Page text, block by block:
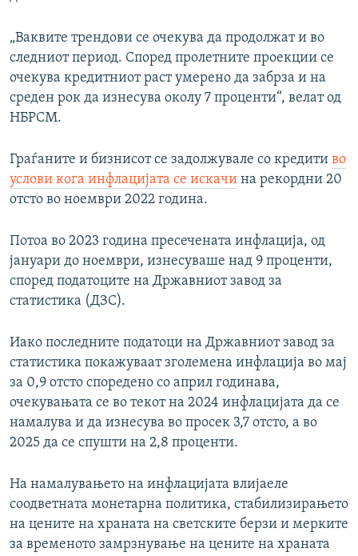
„Ваквите трендови се очекува да продолжат и во
следниот период. Според пролетните проекции се
очекува кредитниот раст умерено да забрза и на
среден рок да изнесува околу 7 проценти“, велат од
НБРСМ.
Граѓаните и бизнисот се задолжувале со кредити во
услови кога инфлацијата се искачи на рекордни 20
отсто во ноември 2022 година.
Потоа во 2023 година пресечената инфлација, од
јануари до ноември, изнесуваше над 9 проценти,
според податоците на Државниот завод за
статистика (ДЗС).
Иако последните податоци на Државниот завод за
статистика покажуваат зголемена инфлација во мај
за 0,9 отсто споредено со април годинава,
очекувањата се во текот на 2024 инфлацијата да се
намалува и да изнесува во просек 3,7 отсто, а во
2025 да се спушти на 2,8 проценти.
На намалувањето на инфлацијата влијаеле
соодветната монетарна политика, стабилизирањето
на цените на храната на светските берзи и мерките
за временото замрзнување на цените на храната